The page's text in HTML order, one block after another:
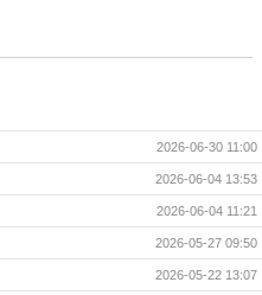
2026-06-30 11:00
2026-06-04 13:53
2026-06-04 11:21
2026-05-27 09:50
2026-05-22 13:07